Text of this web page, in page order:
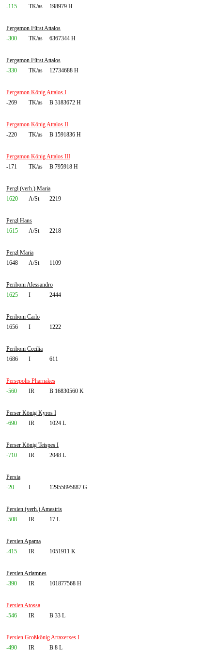
-115
TK/as 198979 H
Pergamon Fürst Attalos
-300
TK/as 6367344 H
Pergamon Fürst Attalos
-330
TK/as 12734688 H
Pergamon König Attalos I
-269
TK/as B 3183672 H
Pergamon König Attalos II
-220
TK/as B 1591836 H
Pergamon König Attalos III
-171
TK/as B 795918 H
Pergl (verh.) Maria
1620
A/St 2219
Pergl Hans
1615
A/St 2218
Pergl Maria
1648
A/St 1109
Periboni Alessandro
1625
I 2444
Periboni Carlo
1656
I 1222
Periboni Cecilia
1686
I 611
Persepolis Pharnakes
-560
IR B 16830560 K
Perser König Kyros I
-690
IR 1024 L
Perser König Teispes I
-710
IR 2048 L
Persia
-20
I 12955895887 G
Persien (verh.) Amestris
-508
IR 17 L
Persien Apama
-415
IR 1051911 K
Persien Ariamnes
-390
IR 101877568 H
Persien Atossa
-546
IR B 33 L
Persien Großkönig Artaxerxes I
-490
IR B 8 L